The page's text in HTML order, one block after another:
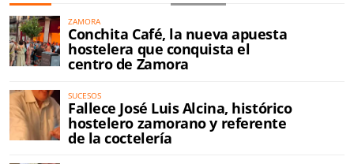
ZAMORA
Conchita Café, la nueva apuesta
hostelera que conquista el
centro de Zamora
SUCESOS
Fallece José Luis Alcina, histórico
hostelero zamorano y referente
de la coctelería